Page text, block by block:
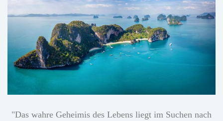
"Das wahre Geheimis des Lebens liegt im Suchen nach